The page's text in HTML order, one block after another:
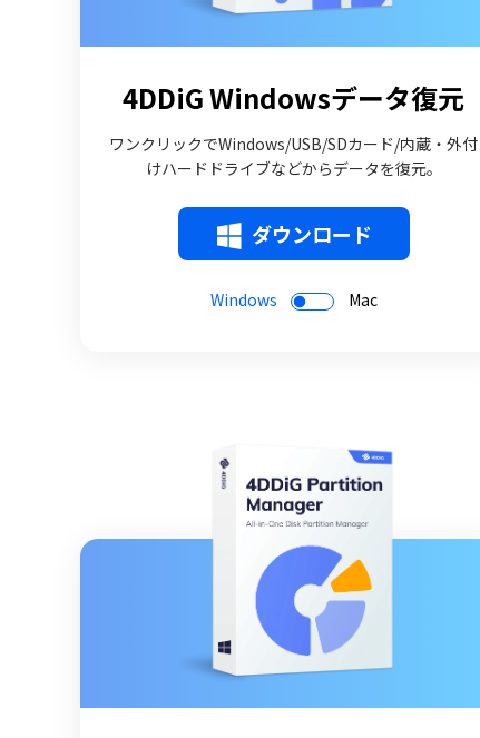
4DDiG Windowsデータ復元
ワンクリックでWindows/USB/SDカード/内蔵・外付
けハードドライブなどからデータを復元。
ダウンロード
Windows Mac